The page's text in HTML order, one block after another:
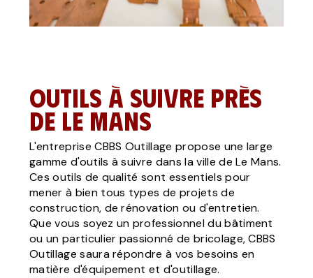
Outils à suivre près
de Le Mans
L'entreprise CBBS Outillage propose une large
gamme d'outils à suivre dans la ville de Le Mans.
Ces outils de qualité sont essentiels pour
mener à bien tous types de projets de
construction, de rénovation ou d'entretien.
Que vous soyez un professionnel du bâtiment
ou un particulier passionné de bricolage, CBBS
Outillage saura répondre à vos besoins en
matière d'équipement et d'outillage.